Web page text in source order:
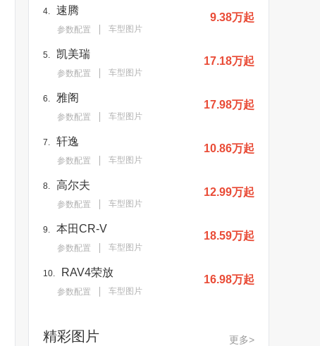
4. 速腾
参数配置 车型图片
9.38万起
5. 凯美瑞
参数配置 车型图片
17.18万起
6. 雅阁
参数配置 车型图片
17.98万起
7. 轩逸
参数配置 车型图片
10.86万起
8. 高尔夫
参数配置 车型图片
12.99万起
9. 本田CR-V
参数配置 车型图片
18.59万起
10. RAV4荣放
参数配置 车型图片
16.98万起
精彩图片 更多>